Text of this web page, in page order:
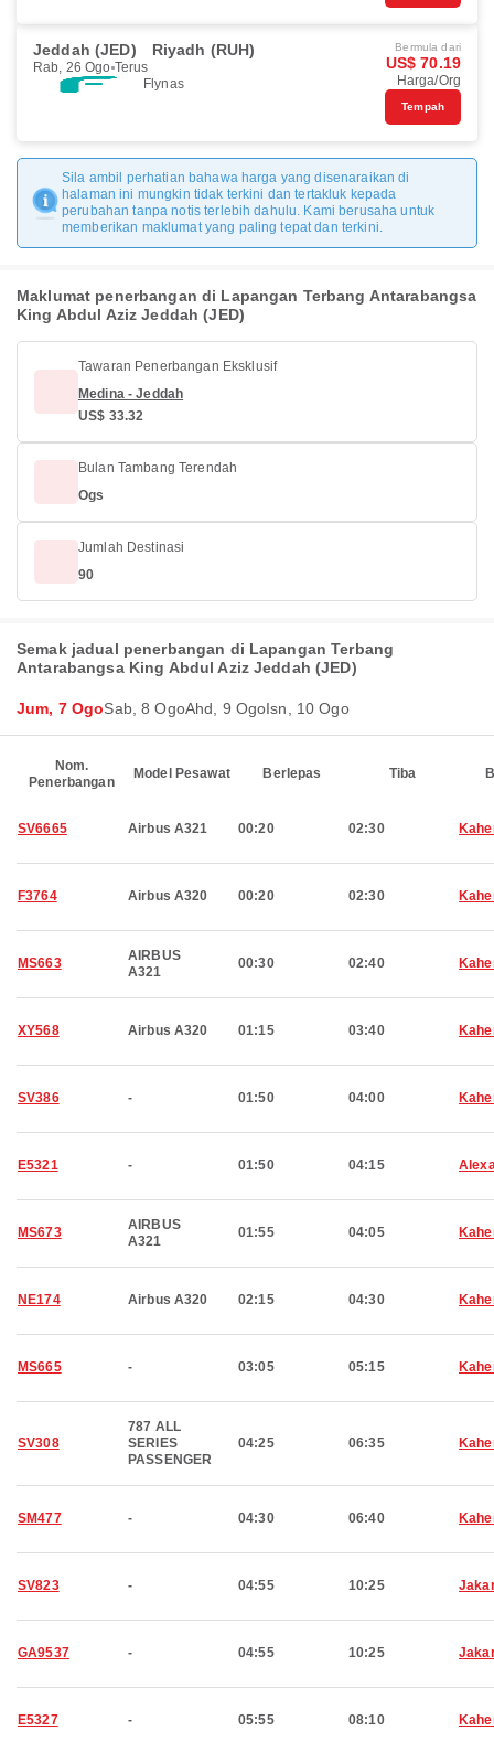
Jeddah (JED) Riyadh (RUH)
Rab, 26 Ogo Terus
Flynas
Bermula dari
US$ 70.19
Harga/Org
Tempah
Sila ambil perhatian bahawa harga yang disenaraikan di
halaman ini mungkin tidak terkini dan tertakluk kepada
perubahan tanpa notis terlebih dahulu. Kami berusaha untuk
memberikan maklumat yang paling tepat dan terkini.
Maklumat penerbangan di Lapangan Terbang Antarabangsa
King Abdul Aziz Jeddah (JED)
Tawaran Penerbangan Eksklusif
Medina - Jeddah
US$ 33.32
Bulan Tambang Terendah
Ogs
Jumlah Destinasi
90
Semak jadual penerbangan di Lapangan Terbang
Antarabangsa King Abdul Aziz Jeddah (JED)
Jum, 7 OgoSab, 8 OgoAhd, 9 OgoIsn, 10 Ogo
Nom.
Penerbangan
Model Pesawat Berlepas Tiba
SV6665 Airbus A321 00:20 02:30
F3764 Airbus A320 00:20 02:30
MS663
AIRBUS
A321
00:30 02:40
XY568 Airbus A320 01:15 03:40
SV386 - 01:50 04:00
E5321 - 01:50 04:15
MS673
AIRBUS
A321
01:55 04:05
NE174 Airbus A320 02:15 04:30
MS665 - 03:05 05:15
SV308
787 ALL
SERIES
PASSENGER
04:25 06:35
SM477 - 04:30 06:40
SV823 - 04:55 10:25
GA9537 - 04:55 10:25
E5327 - 05:55 08:10